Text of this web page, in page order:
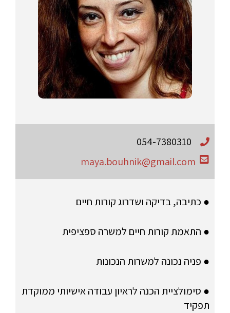
054-7380310
maya.bouhnik@gmail.com
● כתיבה, בדיקה ושדרוג קורות חיים
● התאמת קורות חיים למשרה ספציפית
● פניה נכונה למשרות הנכונות
● סימולציית הכנה לראיון עבודה אישיותי ממוקדת
תפקיד